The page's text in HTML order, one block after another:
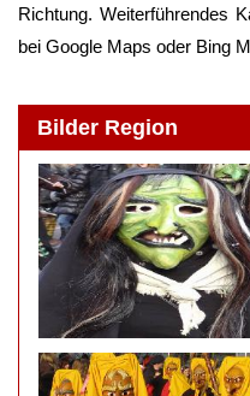
Richtung. Weiterführendes
bei Google Maps oder Bing
Bilder Region